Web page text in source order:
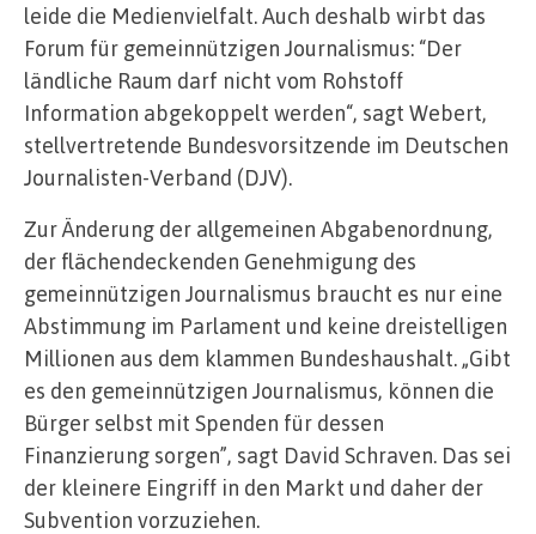
leide die Medienvielfalt. Auch deshalb wirbt das
Forum für gemeinnützigen Journalismus: “Der
ländliche Raum darf nicht vom Rohstoff
Information abgekoppelt werden“, sagt Webert,
stellvertretende Bundesvorsitzende im Deutschen
Journalisten-Verband (DJV).
Zur Änderung der allgemeinen Abgabenordnung,
der flächendeckenden Genehmigung des
gemeinnützigen Journalismus braucht es nur eine
Abstimmung im Parlament und keine dreistelligen
Millionen aus dem klammen Bundeshaushalt. „Gibt
es den gemeinnützigen Journalismus, können die
Bürger selbst mit Spenden für dessen
Finanzierung sorgen”, sagt David Schraven. Das sei
der kleinere Eingriff in den Markt und daher der
Subvention vorzuziehen.